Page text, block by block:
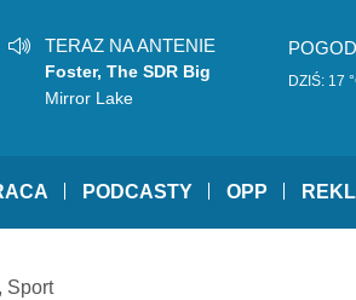
TERAZ NA ANTENIE
Foster, The SDR Big
Band
Mirror Lake
DZIŚ: 17
PODCASTY OPP
, Sport